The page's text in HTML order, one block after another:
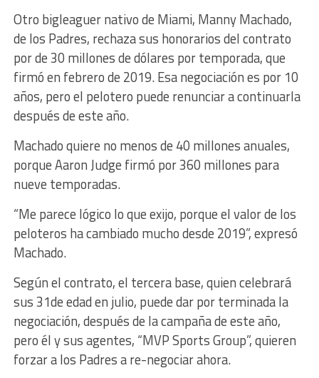
Otro bigleaguer nativo de Miami, Manny Machado,
de los Padres, rechaza sus honorarios del contrato
por de 30 millones de dólares por temporada, que
firmó en febrero de 2019. Esa negociación es por 10
años, pero el pelotero puede renunciar a continuarla
después de este año.
Machado quiere no menos de 40 millones anuales,
porque Aaron Judge firmó por 360 millones para
nueve temporadas.
“Me parece lógico lo que exijo, porque el valor de los
peloteros ha cambiado mucho desde 2019”, expresó
Machado.
Según el contrato, el tercera base, quien celebrará
sus 31de edad en julio, puede dar por terminada la
negociación, después de la campaña de este año,
pero él y sus agentes, “MVP Sports Group”, quieren
forzar a los Padres a re-negociar ahora.